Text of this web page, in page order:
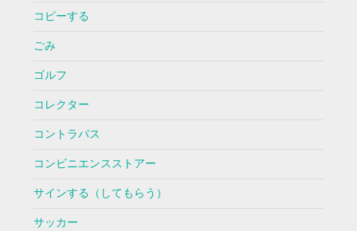
コピーする
ごみ
ゴルフ
コレクター
コントラバス
コンビニエンスストアー
サインする（してもらう）
サッカー